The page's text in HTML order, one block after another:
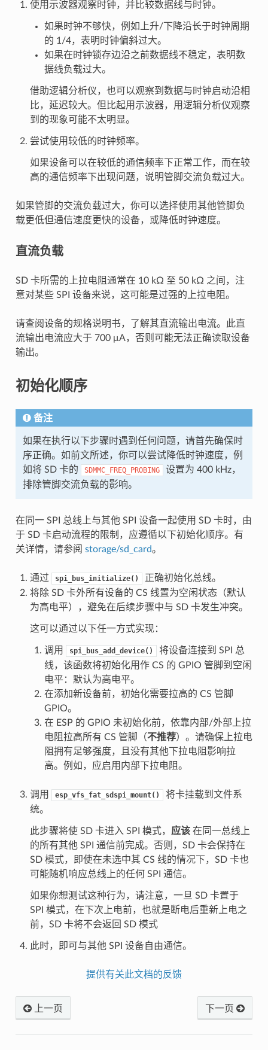
使用示波器观察时钟，并比较数据线与时钟。
如果时钟不够快，例如上升/下降沿长于时钟周期
的 1/4，表明时钟偏斜过大。
如果在时钟锁存边沿之前数据线不稳定，表明数
据线负载过大。
借助逻辑分析仪，也可以观察到数据与时钟启动沿相
比，延迟较大。但比起用示波器，用逻辑分析仪观察
到的现象可能不太明显。
尝试使用较低的时钟频率。
如果设备可以在较低的通信频率下正常工作，而在较
高的通信频率下出现问题，说明管脚交流负载过大。
如果管脚的交流负载过大，你可以选择使用其他管脚负
载更低但通信速度更快的设备，或降低时钟速度。
直流负载
SD 卡所需的上拉电阻通常在 10 kΩ 至 50 kΩ 之间，注
意对某些 SPI 设备来说，这可能是过强的上拉电阻。
请查阅设备的规格说明书，了解其直流输出电流。此直
流输出电流应大于 700 μA，否则可能无法正确读取设备
输出。
初始化顺序
备注
如果在执行以下步骤时遇到任何问题，请首先确保时
序正确。如前文所述，你可以尝试降低时钟速度，例
如将 SD 卡的
SDMMC_FREQ_PROBING
设置为 400 kHz，
排除管脚交流负载的影响。
在同一 SPI 总线上与其他 SPI 设备一起使用 SD 卡时，由
于 SD 卡启动流程的限制，应遵循以下初始化顺序。有
关详情，请参阅 storage/sd_card。
通过 spi_bus_initialize()
正确初始化总线。
将除 SD 卡外所有设备的 CS 线置为空闲状态（默认
为高电平），避免在后续步骤中与 SD 卡发生冲突。
这可以通过以下任一方式实现：
调用 spi_bus_add_device()
将设备连接到 SPI 总
线，该函数将初始化用作 CS 的 GPIO 管脚到空闲
电平：默认为高电平。
在添加新设备前，初始化需要拉高的 CS 管脚
GPIO。
在 ESP 的 GPIO 未初始化前，依靠内部/外部上拉
电阻拉高所有 CS 管脚（不推荐）。请确保上拉电
阻拥有足够强度，且没有其他下拉电阻影响拉
高。例如，应启用内部下拉电阻。
调用 esp_vfs_fat_sdspi_mount()
将卡挂载到文件系
统。
此步骤将使 SD 卡进入 SPI 模式， 应该在同一总线上
的所有其他 SPI 通信前完成。否则，SD 卡会保持在
SD 模式，即使在未选中其 CS 线的情况下，SD 卡也
可能随机响应总线上的任何 SPI 通信。
如果你想测试这种行为，请注意，一旦 SD 卡置于
SPI 模式，在下次上电前，也就是断电后重新上电之
前，SD 卡将不会返回 SD 模式
此时，即可与其他 SPI 设备自由通信。
提供有关此文档的反馈
上一页 下一页